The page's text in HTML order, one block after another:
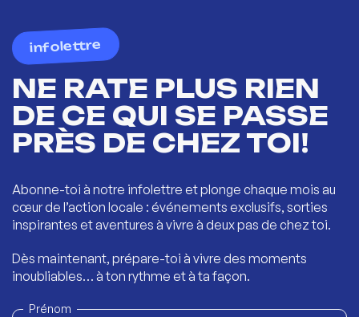
infolettre
NE RATE PLUS RIEN
DE CE QUI SE PASSE
PRÈS DE CHEZ TOI!
Abonne-toi à notre infolettre et plonge chaque mois au
cœur de l’action locale : événements exclusifs, sorties
inspirantes et aventures à vivre à deux pas de chez toi.
Dès maintenant, prépare-toi à vivre des moments
inoubliables… à ton rythme et à ta façon.
Prénom